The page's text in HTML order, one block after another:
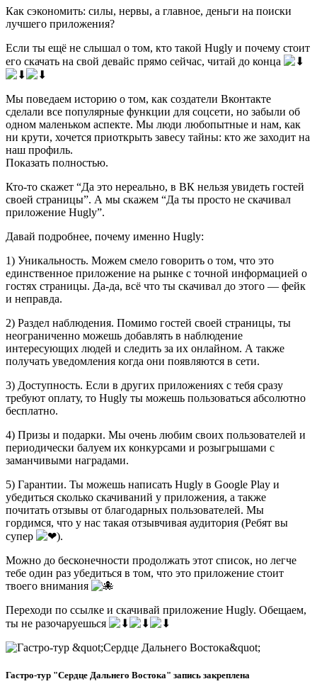
Как сэкономить: силы, нервы, а главное, деньги на поиски
лучшего приложения?
Если ты ещё не слышал о том, кто такой Hugly и почему стоит
его скачать на свой девайс прямо сейчас, читай до конца
Мы поведаем историю о том, как создатели Вконтакте
сделали все популярные функции для соцсети, но забыли об
одном маленьком аспекте. Мы люди любопытные и нам, как
ни крути, хочется приоткрыть завесу тайны: кто же заходит на
наш профиль.
Показать полностью.
Кто-то скажет “Да это нереально, в ВК нельзя увидеть гостей
своей страницы”. А мы скажем “Да ты просто не скачивал
приложение Hugly”.
Давай подробнее, почему именно Hugly:
1) Уникальность. Можем смело говорить о том, что это
единственное приложение на рынке с точной информацией о
гостях страницы. Да-да, всё что ты скачивал до этого — фейк
и неправда.
2) Раздел наблюдения. Помимо гостей своей страницы, ты
неограниченно можешь добавлять в наблюдение
интересующих людей и следить за их онлайном. А также
получать уведомления когда они появляются в сети.
3) Доступность. Если в других приложениях с тебя сразу
требуют оплату, то Hugly ты можешь пользоваться абсолютно
бесплатно.
4) Призы и подарки. Мы очень любим своих пользователей и
периодически балуем их конкурсами и розыгрышами с
заманчивыми наградами.
5) Гарантии. Ты можешь написать Hugly в Google Play и
убедиться сколько скачиваний у приложения, а также
почитать отзывы от благодарных пользователей. Мы
гордимся, что у нас такая отзывчивая аудитория (Ребят вы
супер
).
Можно до бесконечности продолжать этот список, но легче
тебе один раз убедиться в том, что это приложение стоит
твоего внимания
Переходи по ссылке и скачивай приложение Hugly. Обещаем,
ты не разочаруешься
Гастро-тур "Сердце Дальнего Востока" запись закреплена